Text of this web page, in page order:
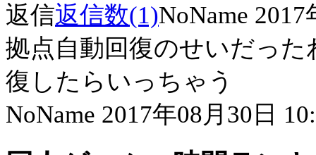
返信返信数(1)NoName
拠点自動回復のせいだっ
復したらいっちゃう
NoName 2017年08月30日